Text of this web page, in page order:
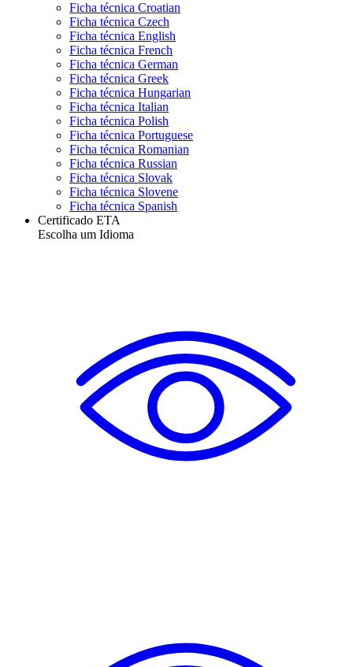
Ficha técnica Croatian
Ficha técnica Czech
Ficha técnica English
Ficha técnica French
Ficha técnica German
Ficha técnica Greek
Ficha técnica Hungarian
Ficha técnica Italian
Ficha técnica Polish
Ficha técnica Portuguese
Ficha técnica Romanian
Ficha técnica Russian
Ficha técnica Slovak
Ficha técnica Slovene
Ficha técnica Spanish
Certificado ETA
Escolha um Idioma